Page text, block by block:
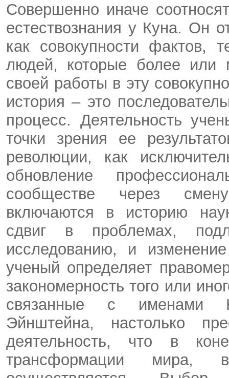
Совершенно иначе
естествознания у Куна. Он
как совокупности фактов,
людей, которые более или
своей работы в эту
история – это
процесс. Деятельность
точки зрения ее
революции, как
обновление
сообществе через смену
включаются в историю
сдвиг в проблемах,
исследованию, и
ученый определяет
закономерность того или
связанные с именами
Эйнштейна, настолько
деятельность, что в
трансформации мира,